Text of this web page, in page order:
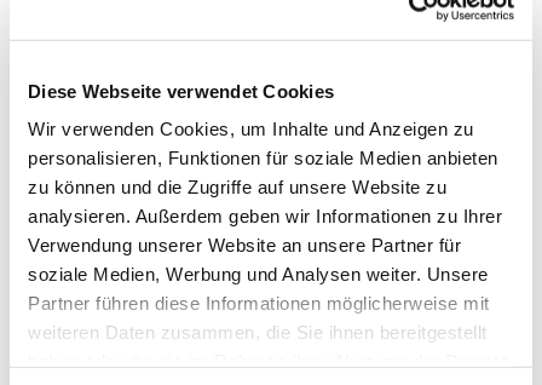
Diese Webseite verwendet Cookies
Wir verwenden Cookies, um Inhalte und Anzeigen zu
personalisieren, Funktionen für soziale Medien anbieten
zu können und die Zugriffe auf unsere Website zu
analysieren. Außerdem geben wir Informationen zu Ihrer
Verwendung unserer Website an unsere Partner für
soziale Medien, Werbung und Analysen weiter. Unsere
Partner führen diese Informationen möglicherweise mit
weiteren Daten zusammen, die Sie ihnen bereitgestellt
Dies könnte Sie auch
interessieren